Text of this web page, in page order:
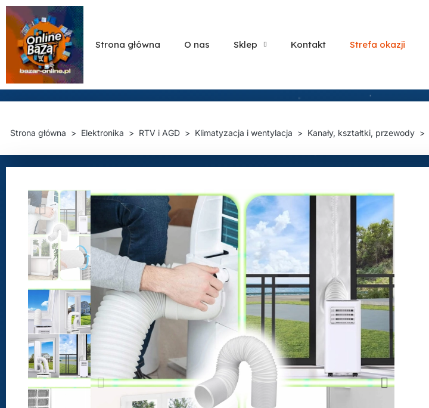
Strona główna O nas Sklep Kontakt Strefa okazji
Strona główna Elektronika RTV i AGD Klimatyzacja i wentylacja Kanały, kształtki, przewody